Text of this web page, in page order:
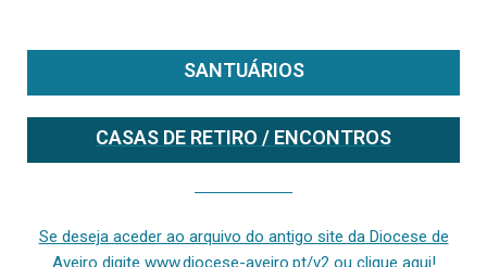
SANTUÁRIOS
CASAS DE RETIRO / ENCONTROS
Se deseja aceder ao arquivo do antigo site da Diocese de
Aveiro digite www.diocese-aveiro.pt/v2 ou clique aqui!